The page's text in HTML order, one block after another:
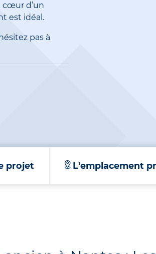
cœur d’un
est idéal.
pas à
projet L'emplacement